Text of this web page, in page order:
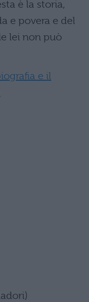
è la storia,
e povera e del
lei non può
e il